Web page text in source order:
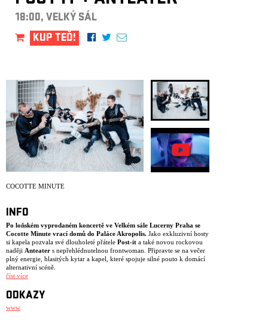
18:00, VELKÝ SÁL
KUP TEĎ!
COCOTTE MINUTE
INFO
Po loňském vyprodaném koncertě ve Velkém sále Lucerny Praha se
Cocotte Minute vrací domů do Paláce Akropolis. Jako exkluzivní hosty
si kapela pozvala své dlouholeté přátele Post-it a také novou rockovou
naději Anteater s nepřehlédnutelnou frontwoman. Připravte se na večer
plný energie, hlasitých kytar a kapel, které spojuje silné pouto k domácí
alternativní scéně.
číst více
ODKAZY
www